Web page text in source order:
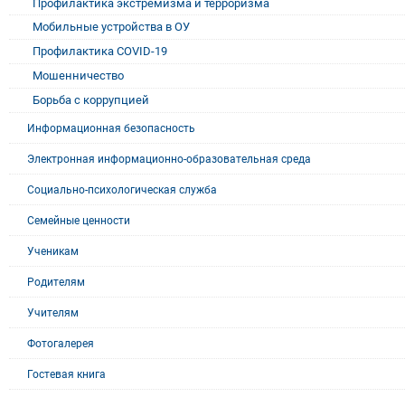
Профилактика экстремизма и терроризма
Мобильные устройства в ОУ
Профилактика COVID-19
Мошенничество
Борьба с коррупцией
Информационная безопасность
Электронная информационно-образовательная среда
Социально-психологическая служба
Семейные ценности
Ученикам
Родителям
Учителям
Фотогалерея
Гостевая книга